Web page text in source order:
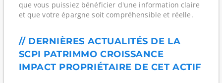
que vous puissiez bénéficier d'une information claire
et que votre épargne soit compréhensible et réelle.
// DERNIÈRES ACTUALITÉS DE LA
SCPI PATRIMMO CROISSANCE
IMPACT PROPRIÉTAIRE DE CET ACTIF